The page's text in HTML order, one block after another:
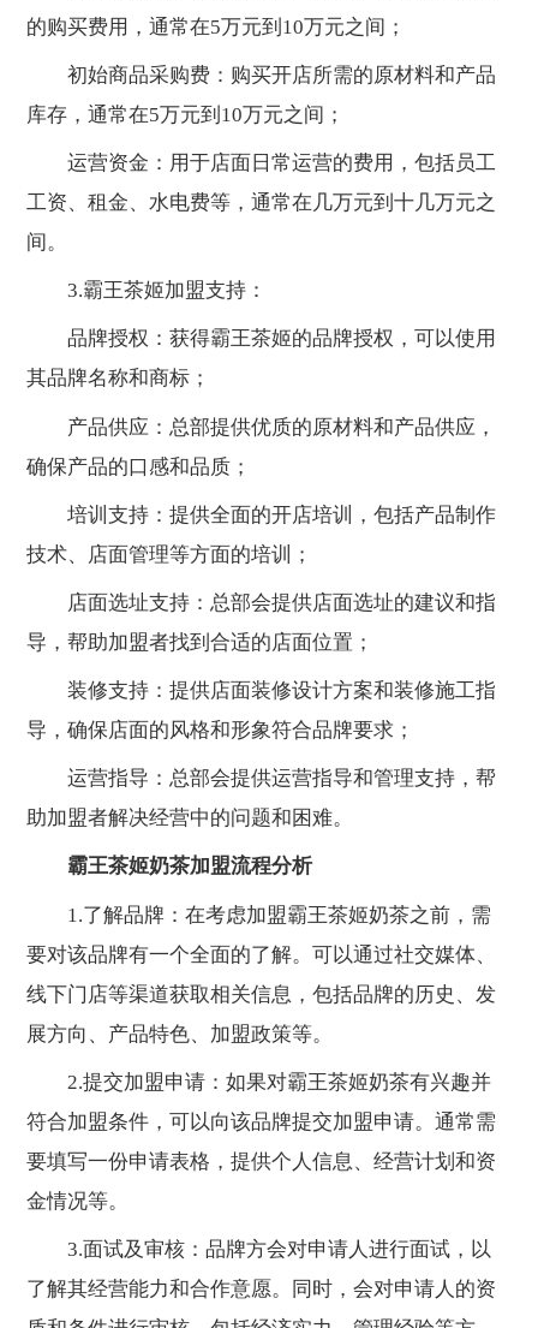
的购买费用，通常在5万元到10万元之间；
初始商品采购费：购买开店所需的原材料和产品
库存，通常在5万元到10万元之间；
运营资金：用于店面日常运营的费用，包括员工
工资、租金、水电费等，通常在几万元到十几万元之
间。
3.霸王茶姬加盟支持：
品牌授权：获得霸王茶姬的品牌授权，可以使用
其品牌名称和商标；
产品供应：总部提供优质的原材料和产品供应，
确保产品的口感和品质；
培训支持：提供全面的开店培训，包括产品制作
技术、店面管理等方面的培训；
店面选址支持：总部会提供店面选址的建议和指
导，帮助加盟者找到合适的店面位置；
装修支持：提供店面装修设计方案和装修施工指
导，确保店面的风格和形象符合品牌要求；
运营指导：总部会提供运营指导和管理支持，帮
助加盟者解决经营中的问题和困难。
霸王茶姬奶茶加盟流程分析
1.了解品牌：在考虑加盟霸王茶姬奶茶之前，需
要对该品牌有一个全面的了解。可以通过社交媒体、
线下门店等渠道获取相关信息，包括品牌的历史、发
展方向、产品特色、加盟政策等。
2.提交加盟申请：如果对霸王茶姬奶茶有兴趣并
符合加盟条件，可以向该品牌提交加盟申请。通常需
要填写一份申请表格，提供个人信息、经营计划和资
金情况等。
3.面试及审核：品牌方会对申请人进行面试，以
了解其经营能力和合作意愿。同时，会对申请人的资